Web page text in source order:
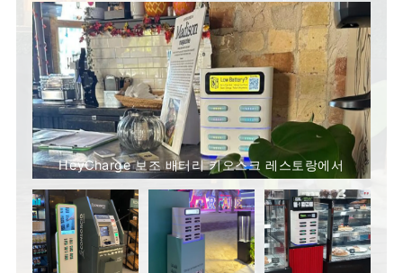
HeyCharge 보조 배터리 키오스크 레스토랑에서